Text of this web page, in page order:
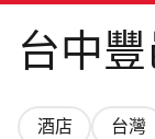
台中
酒店 台灣